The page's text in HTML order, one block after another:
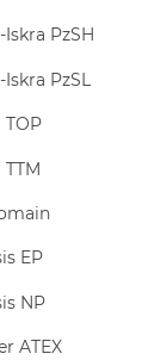
PzSH
PzSL
TOP
TTM
EP
NP
ATEX